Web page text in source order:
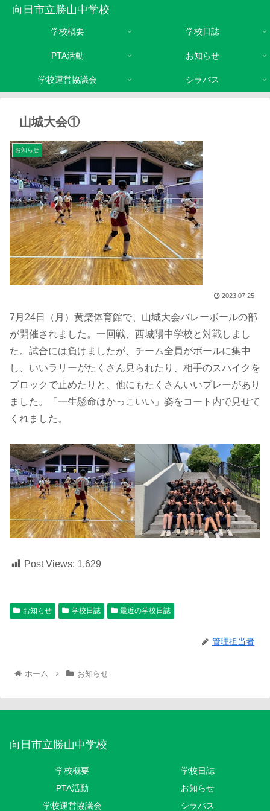
向日市立勝山中学校
学校概要 学校日誌
PTA活動 お知らせ
学校運営協議会 シラバス
山城大会①
お知らせ
2023.07.25
7月24日（月）黄檗体育館で、山城大会バレーボールの部
が開催されました。一回戦、西城陽中学校と対戦しまし
た。試合には負けましたが、チーム全員がボールに集中
し、いいラリーがたくさん見られたり、相手のスパイクを
ブロックで止めたりと、他にもたくさんいいプレーがあり
ました。「一生懸命はかっこいい」姿をコート内で見せて
くれました。
Post Views: 1,629
お知らせ 学校日誌 最近の学校日誌
管理担当者
ホーム お知らせ
向日市立勝山中学校
学校概要
学校日誌
PTA活動
お知らせ
学校運営協議会
シラバス